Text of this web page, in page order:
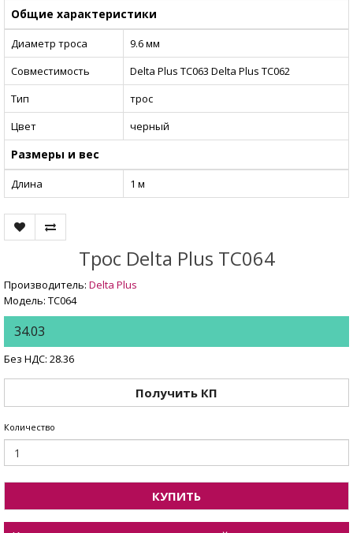
Общие характеристики
Диаметр троса
9.6 мм
Совместимость
Delta Plus ТС063 Delta Plus ТС062
Тип
трос
Цвет
черный
Размеры и вес
Длина 1 м
Трос Delta Plus TC064
Производитель: Delta Plus
Модель: TC064
34.03
Без НДС: 28.36
Получить КП
Количество
КУПИТЬ